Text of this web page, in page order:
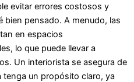
evitar errores costosos y
bien pensado. A menudo, las
en espacios
lo que puede llevar a
Un interiorista se asegura de
tenga un propósito claro, ya